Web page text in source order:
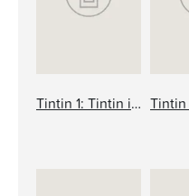
Tintin 1: Tintin i Sovjet